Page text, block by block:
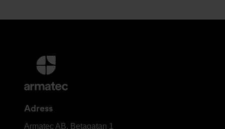
Ytterligare
information
och
Adress
Armatec
Armatec AB, Betagatan 1